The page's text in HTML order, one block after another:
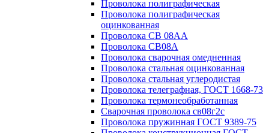
Проволока полиграфическая
Проволока полиграфическая
оцинкованная
Проволока СВ 08АА
Проволока СВ08А
Проволока сварочная омедненная
Проволока стальная оцинкованная
Проволока стальная углеродистая
Проволока телеграфная, ГОСТ 1668-73
Проволока термонеобработанная
Сварочная проволока св08г2с
Проволока пружинная ГОСТ 9389-75